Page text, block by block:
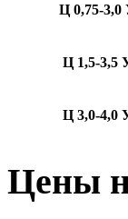
Ц 0,75-3,0
Ц 1,5-3,5
Ц 3,0-4,0
Цены